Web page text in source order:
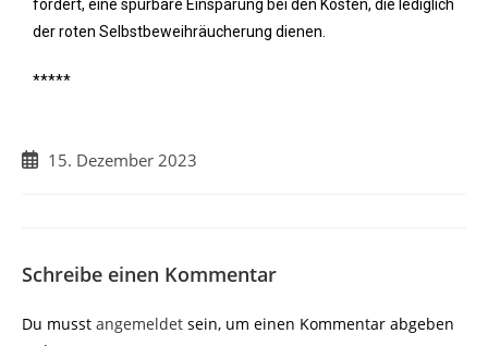
fordert, eine spürbare Einsparung bei den Kosten, die lediglich
der roten Selbstbeweihräucherung dienen.
*****
15. Dezember 2023
Schreibe einen Kommentar
Du musst angemeldet sein, um einen Kommentar abgeben